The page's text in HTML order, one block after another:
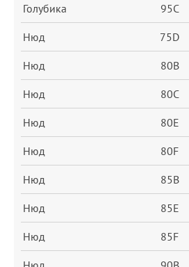
Голубика 95C
Нюд 75D
Нюд 80B
Нюд 80C
Нюд 80E
Нюд 80F
Нюд 85B
Нюд 85E
Нюд 85F